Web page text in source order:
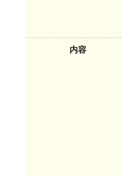
内容